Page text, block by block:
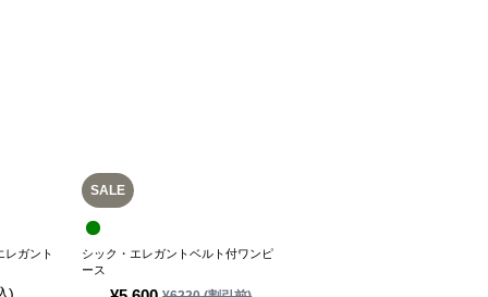
レガント
SALE
シック・エレガントベルト付ワンピ
ース